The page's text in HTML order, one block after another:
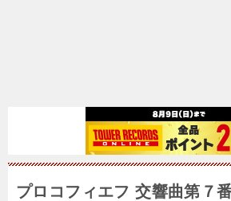
プロコフィエフ 交響曲第７番